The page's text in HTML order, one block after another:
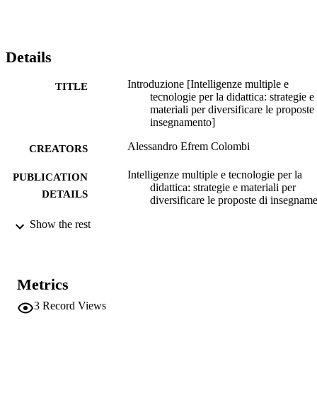
Details
TITLE
Introduzione [Intelligenze multiple e
tecnologie per la didattica: strategie e
materiali per diversificare le proposte
insegnamento]
CREATORS Alessandro Efrem Colombi
PUBLICATION
DETAILS
Intelligenze multiple e tecnologie per la
didattica: strategie e materiali per
diversificare le proposte di
EDITOR(S)
PUBLISHER
Show the rest
Metrics
3 Record Views